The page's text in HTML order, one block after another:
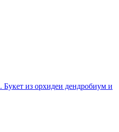
Букет из орхидеи дендробиум и